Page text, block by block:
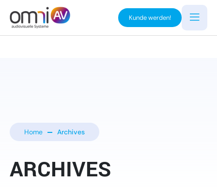
Kunde werden!
Home Archives
ARCHIVES